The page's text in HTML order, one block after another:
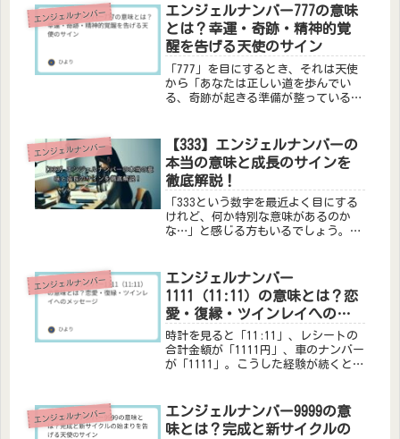
転機や気づきを知らせるサインかもし
れません。このカテゴリでわかること
こ...
エンジェルナンバー
エンジェルナンバー777の意味
とは？幸運・奇跡・精神的覚
醒を告げる天使のサイン
「777」を目にするとき、それは天使
から「あなたは正しい道を歩んでい
る、奇跡が起きる準備が整っている」
たりを意味するように、幸運・奇跡・
精神的覚醒・神聖な知恵を象徴する
特...
エンジェルナンバー
【333】エンジェルナンバーの
本当の意味と成長のサインを
徹底解説！
「333という数字を最近よく目にする
けれど、何か特別な意味があるのか
な…」と感じる方もいるでしょう。
ジを伝えているの？」と疑問に思うこ
ともあるかもしれません。エンジェル
ナ...
エンジェルナンバー
エンジェルナンバー
1111（11:11）の意味とは？恋
愛・復縁・ツインレイへのメ
ッセージ
時計を見ると「11:11」、レシートの
合計金額が「1111円」、車のナンバー
が「1111」。こうした経験が続くと
す。エンジェルナンバー1111は、スピ
リチュアルな世界におい...
エンジェルナンバー
エンジェルナンバー9999の意
味とは？完成と新サイクルの